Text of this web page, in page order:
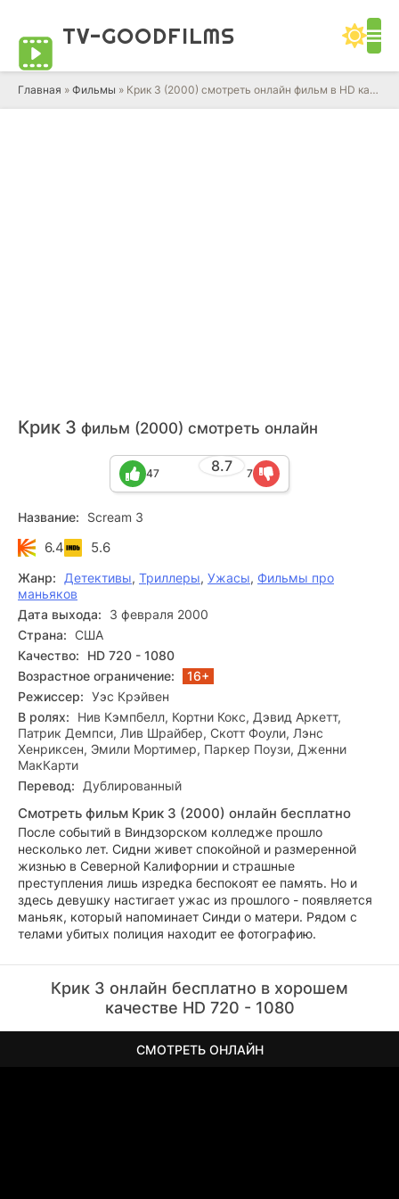
TV-GOODFILMS
Главная » Фильмы » Крик 3 (2000) смотреть онлайн фильм в HD качестве 720 - 1080 бесплатно
Крик 3 фильм (2000) смотреть онлайн
8.7
47 7
Название: Scream 3
6.4 5.6
Жанр: Детективы, Триллеры, Ужасы, Фильмы про
маньяков
Дата выхода:
3 февраля 2000
Страна: США
Качество:
HD 720 - 1080
Возрастное ограничение:
16+
Режиссер: Уэс Крэйвен
В ролях:
Нив Кэмпбелл, Кортни Кокс, Дэвид Аркетт,
Патрик Демпси, Лив Шрайбер, Скотт Фоули, Лэнс
Хенриксен, Эмили Мортимер, Паркер Поузи, Дженни
МакКарти
Перевод:
Дублированный
Смотреть фильм Крик 3 (2000) онлайн бесплатно
После событий в Виндзорском колледже прошло
несколько лет. Сидни живет спокойной и размеренной
жизнью в Северной Калифорнии и страшные
преступления лишь изредка беспокоят ее память. Но и
здесь девушку настигает ужас из прошлого - появляется
маньяк, который напоминает Синди о матери. Рядом с
телами убитых полиция находит ее фотографию.
Крик 3 онлайн бесплатно в хорошем
качестве HD 720 - 1080
СМОТРЕТЬ ОНЛАЙН